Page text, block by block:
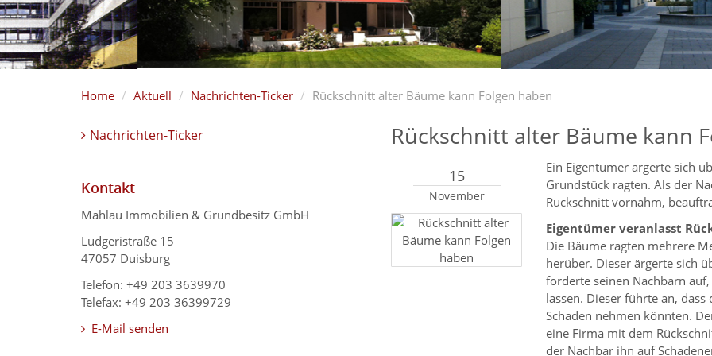
Home Aktuell Nachrichten-Ticker Rückschnitt alter Bäume kann Folgen haben
Rückschnitt alter Bäume kann
15
November
Ein Eigentümer ärgerte sich
Grundstück ragten. Als der
Rückschnitt vornahm,
Eigentümer veranlasst
Die Bäume ragten mehrere
herüber. Dieser ärgerte sich
forderte seinen Nachbarn
lassen. Dieser führte an,
Schaden nehmen könnten.
eine Firma mit dem
der Nachbar ihn auf
Nachrichten-Ticker
Kontakt
Mahlau Immobilien & Grundbesitz GmbH
Ludgeristraße 15
47057 Duisburg
Telefon: +49 203 3639970
Telefax: +49 203 36399729
E-Mail senden